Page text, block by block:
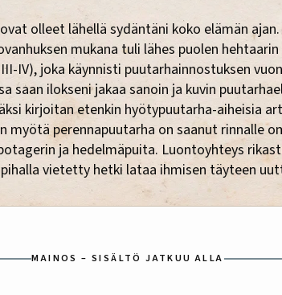
olleet lähellä sydäntäni koko elämän
mukana tuli lähes puolen
IV), joka käynnisti puutarhainnostuksen
saan ilokseni jakaa sanoin ja kuvin
kirjoitan etenkin hyötypuutarha-aiheisia
myötä perennapuutarha on saanut rinnalle
ja hedelmäpuita. Luontoyhteys
vietetty hetki lataa ihmisen täyteen
MAINOS – SISÄLTÖ JATKUU ALLA